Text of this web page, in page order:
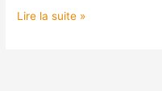
Lire la suite »